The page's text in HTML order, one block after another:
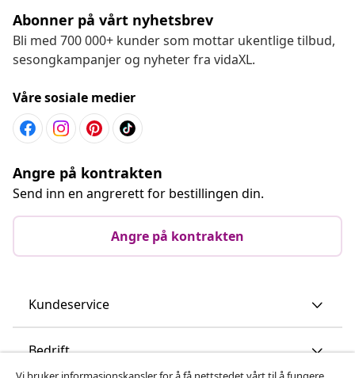
Abonner på vårt nyhetsbrev
Bli med 700 000+ kunder som mottar ukentlige tilbud,
sesongkampanjer og nyheter fra vidaXL.
Våre sosiale medier
Angre på kontrakten
Send inn en angrerett for bestillingen din.
Angre på kontrakten
Kundeservice
Bedrift